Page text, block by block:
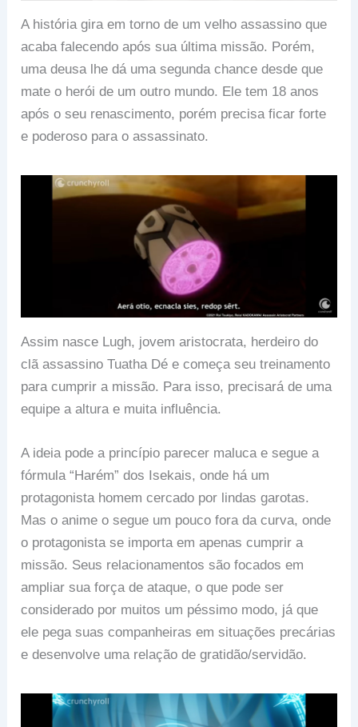
A história gira em torno de um velho assassino que
acaba falecendo após sua última missão. Porém,
uma deusa lhe dá uma segunda chance desde que
mate o herói de um outro mundo. Ele tem 18 anos
após o seu renascimento, porém precisa ficar forte
e poderoso para o assassinato.
Assim nasce Lugh, jovem aristocrata, herdeiro do
clã assassino Tuatha Dé e começa seu treinamento
para cumprir a missão. Para isso, precisará de uma
equipe a altura e muita influência.
A ideia pode a princípio parecer maluca e segue a
fórmula “Harém” dos Isekais, onde há um
protagonista homem cercado por lindas garotas.
Mas o anime o segue um pouco fora da curva, onde
o protagonista se importa em apenas cumprir a
missão. Seus relacionamentos são focados em
ampliar sua força de ataque, o que pode ser
considerado por muitos um péssimo modo, já que
ele pega suas companheiras em situações precárias
e desenvolve uma relação de gratidão/servidão.